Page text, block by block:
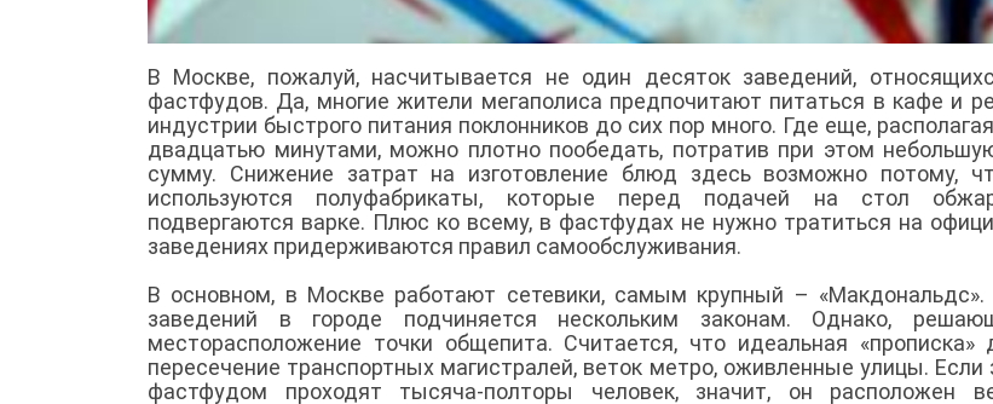
В Москве, пожалуй, насчитывается не один десяток заведений,
фастфудов. Да, многие жители мегаполиса предпочитают питаться в кафе и
индустрии быстрого питания поклонников до сих пор много. Где еще,
двадцатью минутами, можно плотно пообедать, потратив при этом
сумму. Снижение затрат на изготовление блюд здесь возможно потому,
используются полуфабрикаты, которые перед подачей на стол
подвергаются варке. Плюс ко всему, в фастфудах не нужно тратиться на
заведениях придерживаются правил самообслуживания.
В основном, в Москве работают сетевики, самым крупный – «Макдональдс».
заведений в городе подчиняется нескольким законам. Однако,
месторасположение точки общепита. Считается, что идеальная
пересечение транспортных магистралей, веток метро, оживленные улицы.
фастфудом проходят тысяча-полторы человек, значит, он расположен